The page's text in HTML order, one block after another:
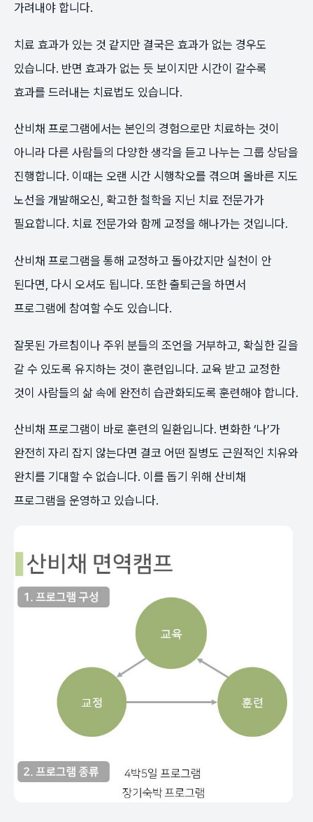
가려내야 합니다.
치료 효과가 있는 것 같지만 결국은 효과가 없는 경우도
있습니다. 반면 효과가 없는 듯 보이지만 시간이 갈수록
효과를 드러내는 치료법도 있습니다.
산비채 프로그램에서는 본인의 경험으로만 치료하는 것이
아니라 다른 사람들의 다양한 생각을 듣고 나누는 그룹 상담을
진행합니다. 이때는 오랜 시간 시행착오를 겪으며 올바른 지도
노선을 개발해오신, 확고한 철학을 지닌 치료 전문가가
필요합니다. 치료 전문가와 함께 교정을 해나가는 것입니다.
산비채 프로그램을 통해 교정하고 돌아갔지만 실천이 안
된다면, 다시 오셔도 됩니다. 또한 출퇴근을 하면서
프로그램에 참여할 수도 있습니다.
잘못된 가르침이나 주위 분들의 조언을 거부하고, 확실한 길을
갈 수 있도록 유지하는 것이 훈련입니다. 교육 받고 교정한
것이 사람들의 삶 속에 완전히 습관화되도록 훈련해야 합니다.
산비채 프로그램이 바로 훈련의 일환입니다. 변화한 ‘나’가
완전히 자리 잡지 않는다면 결코 어떤 질병도 근원적인 치유와
완치를 기대할 수 없습니다. 이를 돕기 위해 산비채
프로그램을 운영하고 있습니다.